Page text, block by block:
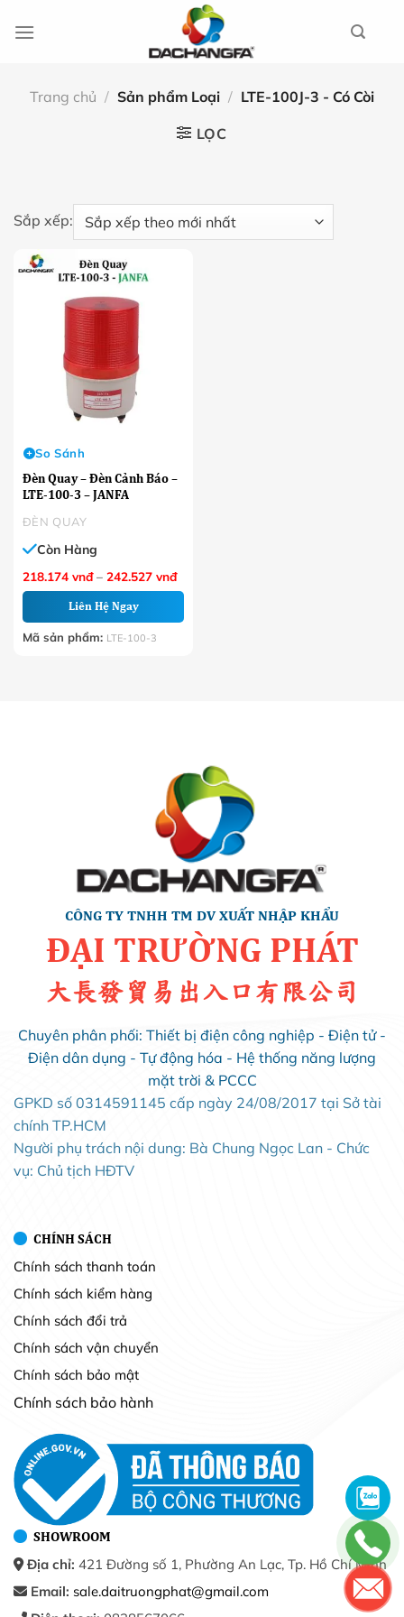
đến
Trang chủ / Sản phẩm Loại / LTE-100J-3 - Có Còi
LỌC
Sắp xếp:
ĐÈN QUAY
Đèn Quay – Đèn Cảnh Báo –
LTE-100-3 – JANFA
So Sánh
Còn Hàng
218.174 vnđ – 242.527 vnđKhoảng
từ
đến
Liên Hệ Ngay
Mã sản phẩm: LTE-100-3
CÔNG TY TNHH TM DV XUẤT NHẬP KHẨU
ĐẠI TRƯỜNG PHÁT
大長發貿易出入口有限公司
Chuyên phân phối: Thiết bị điện công nghiệp - Điện tử -
Điện dân dụng - Tự động hóa - Hệ thống năng lượng
mặt trời & PCCC
GPKD số 0314591145 cấp ngày 24/08/2017 tại Sở tài
chính TP.HCM
Người phụ trách nội dung: Bà Chung Ngọc Lan - Chức
vụ: Chủ tịch HĐTV
CHÍNH SÁCH
Chính sách thanh toán
Chính sách kiểm hàng
Chính sách đổi trả
Chính sách vận chuyển
Chính sách bảo mật
Chính sách bảo hành
SHOWROOM
Địa chỉ: 421 Đường số 1, Phường An Lạc, Tp. Hồ Chí Minh
Email: sale.daitruongphat@gmail.com